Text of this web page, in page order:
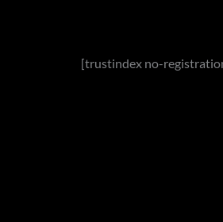
[trustindex no-